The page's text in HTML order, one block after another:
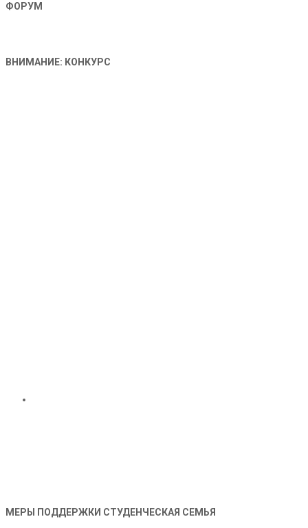
ФОРУМ
ВНИМАНИЕ: КОНКУРС
МЕРЫ ПОДДЕРЖКИ СТУДЕНЧЕСКАЯ СЕМЬЯ